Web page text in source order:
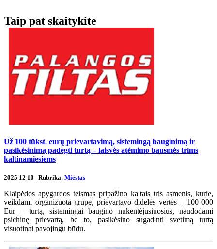
Taip pat skaitykite
Už 100 tūkst. eurų prievartavimą, sistemingą bauginimą ir
pasikėsinimą padegti turtą – laisvės atėmimo bausmės trims
kaltinamiesiems
2025 12 10 | Rubrika: Miestas
Klaipėdos apygardos teismas pripažino kaltais tris asmenis, kurie,
veikdami organizuota grupe, prievartavo didelės vertės – 100 000
Eur – turtą, sistemingai baugino nukentėjusiuosius, naudodami
psichinę prievartą, be to, pasikėsino sugadinti svetimą turtą
visuotinai pavojingu būdu.